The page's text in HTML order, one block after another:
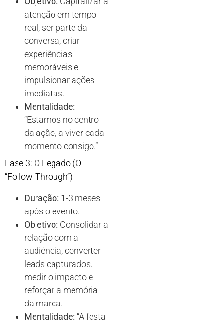
atenção em tempo
real, ser parte da
conversa, criar
experiências
memoráveis e
impulsionar ações
imediatas.
Mentalidade:
“Estamos no centro
da ação, a viver cada
momento consigo.”
Fase 3: O Legado (O
“Follow-Through”)
Duração: 1-3 meses
após o evento.
Objetivo: Consolidar a
relação com a
audiência, converter
leads capturados,
medir o impacto e
reforçar a memória
da marca.
Mentalidade: “A festa